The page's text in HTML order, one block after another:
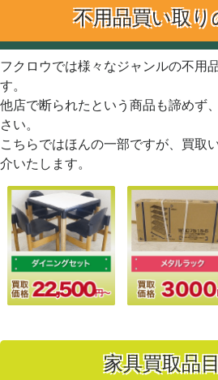
不用品買い取り
フクロウでは様々なジャンルの不用
す。
他店で断られたという商品も諦めず
さい。
こちらではほんの一部ですが、買取
介いたします。
家具買取品